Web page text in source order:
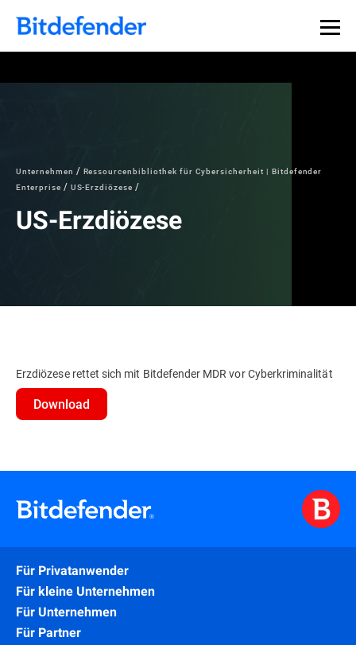
Unternehmen
Ressourcenbibliothek für Cybersicherheit | Bitdefender
Enterprise
US-Erzdiözese
US-Erzdiözese
Erzdiözese rettet sich mit Bitdefender MDR vor Cyberkriminalität
Download
Für Privatanwender
Für kleine Unternehmen
Für Unternehmen
Für Partner